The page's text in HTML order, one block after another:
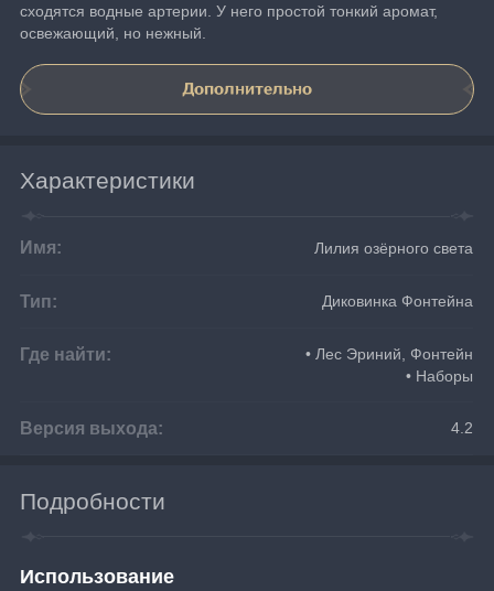
сходятся водные артерии. У него простой тонкий аромат,
освежающий, но нежный.
Дополнительно
Характеристики
Имя: Лилия озёрного света
Тип: Диковинка Фонтейна
Где найти:
• Лес Эриний, Фонтейн
• Наборы
Версия выхода: 4.2
Подробности
Использование